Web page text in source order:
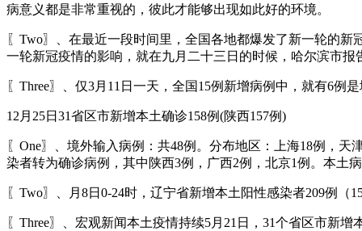
病意义都是非常重视的，彼此才能够出现如此好的环境。
〖Two〗、在最近一段时间里，全国各地都爆发了新一轮的
一轮新冠疫情的影响，就在九月二十三日的时候，哈尔滨市
〖Three〗、仅3月11日一天，全国15例新增病例中，就有6例
12月25日31省区市新增本土确诊158例(陕西157例)
〖One〗、境外输入病例：共48例。分布地区：上海18例，
染者转为确诊病例，其中陕西3例，广西2例，北京1例。本土
〖Two〗、月8日0-24时，辽宁省新增本土阳性感染者209例
〖Three〗、宏观新闻本土疫情持续5月21日，31个省区市新